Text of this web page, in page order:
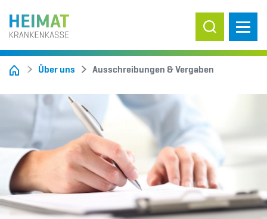
Suche ein-/
Über uns Ausschreibungen & Vergaben